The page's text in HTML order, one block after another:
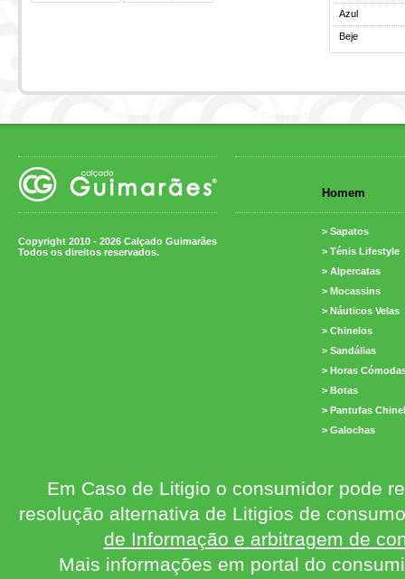
Azul
Beje
Copyright 2010 - 2026 Calçado Guimarães
Todos os direitos reservados.
Homem
> Sapatos
> Ténis Lifestyle
> Alpercatas
> Mocassins
> Náuticos Velas
> Chinelos
> Sandálias
> Horas
> Botas
> Pantufas
> Galochas
Em Caso de Litigio o consumidor pode
resolução alternativa de Litigios de
de Informação e arbitragem de
Mais informações em portal do